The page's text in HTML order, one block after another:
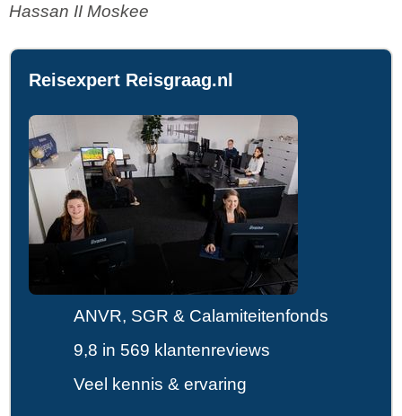
Hassan II Moskee
Reisexpert Reisgraag.nl
ANVR, SGR & Calamiteitenfonds
9,8 in 569 klantenreviews
Veel kennis & ervaring